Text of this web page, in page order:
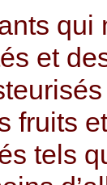
qui
et
fruits
tels